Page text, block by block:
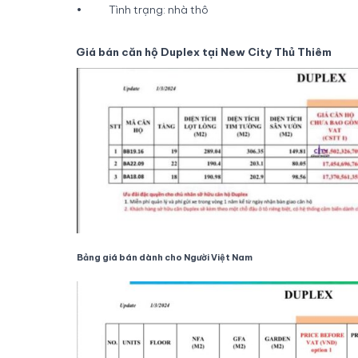
• Tình trạng: nhà thô
Giá bán căn hộ Duplex tại New City Thủ Thiêm
Bảng giá bán dành cho Người Việt Nam